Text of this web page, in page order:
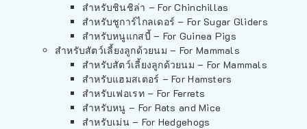
สำหรับชินชิล่า – For Chinchillas
สำหรับชูการ์ไกลเดอร์ – For Sugar Gliders
สำหรับหนูแกสบี้ – For Guinea Pigs
สำหรับสัตว์เลี้ยงลูกด้วยนม – For Mammals
สำหรับสัตว์เลี้ยงลูกด้วยนม – For Mammals
สำหรับแฮมสเตอร์ – For Hamsters
สำหรับเฟอเรท – For Ferrets
สำหรับหนู – For Rats and Mice
สำหรับเม่น – For Hedgehogs